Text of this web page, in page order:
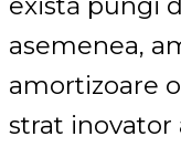
asemenea,
amortizoare
strat inovator